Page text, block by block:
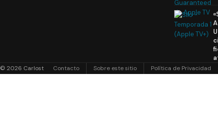
© 2026 Carlost Contacto Sobre este sitio Política de Privacidad